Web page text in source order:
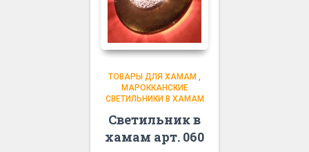
ТОВАРЫ ДЛЯ ХАМАМ ,
МАРОККАНСКИЕ
СВЕТИЛЬНИКИ В ХАМАМ
Светильник в
хамам арт. 060